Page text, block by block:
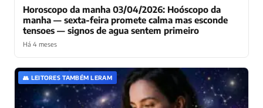
Horoscopo da manha 03/04/2026: Hoóscopo da
manha — sexta-feira promete calma mas esconde
tensoes — signos de agua sentem primeiro
Há 4 meses
👥 LEITORES TAMBÉM LERAM